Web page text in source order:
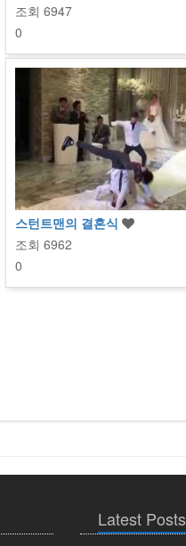
조회 6947
0
스턴트맨의 결혼식
조회 6962
0
Latest Posts